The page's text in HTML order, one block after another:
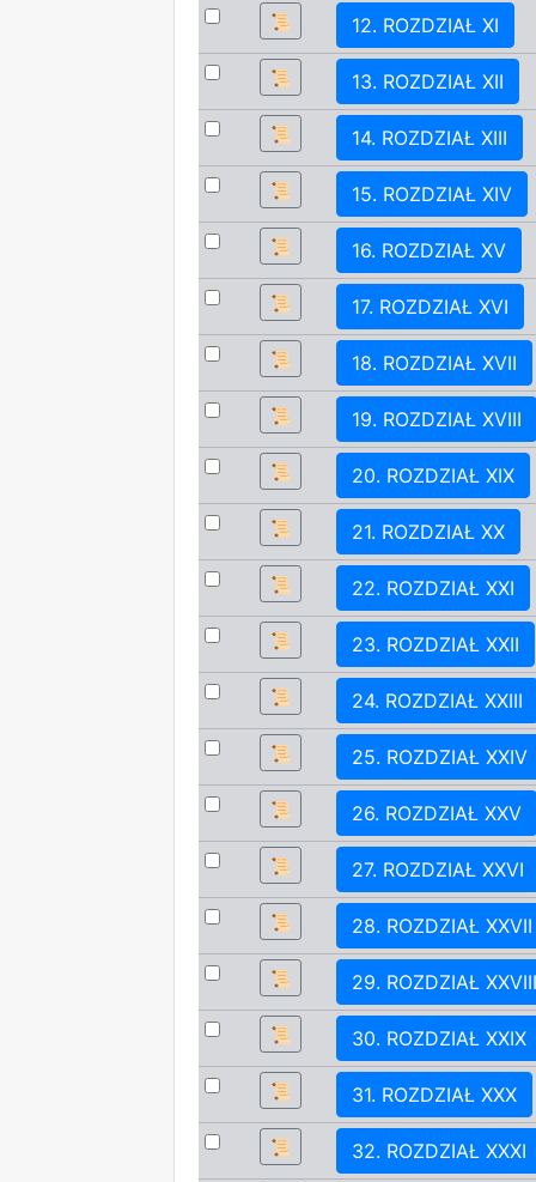
📜 12. ROZDZIAŁ XI
📜 13. ROZDZIAŁ XII
📜 14. ROZDZIAŁ XIII
📜 15. ROZDZIAŁ XIV
📜 16. ROZDZIAŁ XV
📜 17. ROZDZIAŁ XVI
📜 18. ROZDZIAŁ XVII
📜 19. ROZDZIAŁ XVIII
📜 20. ROZDZIAŁ XIX
📜 21. ROZDZIAŁ XX
📜 22. ROZDZIAŁ XXI
📜 23. ROZDZIAŁ XXII
📜 24. ROZDZIAŁ XXIII
📜 25. ROZDZIAŁ XXIV
📜 26. ROZDZIAŁ XXV
📜 27. ROZDZIAŁ XXVI
📜 28. ROZDZIAŁ XXVII
📜 29. ROZDZIAŁ XXVIII
📜 30. ROZDZIAŁ XXIX
📜 31. ROZDZIAŁ XXX
📜 32. ROZDZIAŁ XXXI